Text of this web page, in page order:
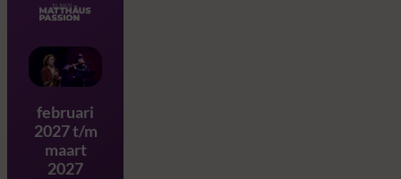
Matthäus Passion – J.S.
februari
2027 t/m
maart
2027